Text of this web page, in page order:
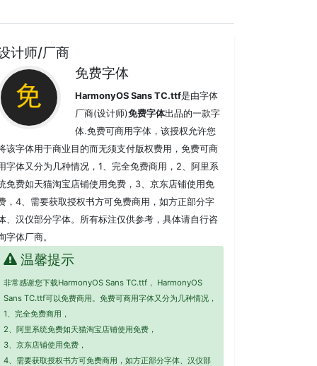
计师/厂商
免费字体
HarmonyOS Sans TC.ttf是由字体
厂商(设计师)免费字体出品的一款字
体.免费可商用字体，该授权允许您
该字体用于商业目的而无须支付版权费用，免费可商
字体又分为几种情况，1、完全免费商用，2、阿里系
免费如天猫淘宝店铺使用免费，3、京东店铺使用免
，4、需要获取授权书方可免费商用，如方正部分字
、汉仪部分字体。所有标注仅供参考，具体请自行咨
字体厂商。
温馨提示
非常感谢您下载HarmonyOS Sans TC.ttf， HarmonyOS
Sans TC.ttf可以免费商用。免费可商用字体又分为几种情况，
1、完全免费商用，
2、阿里系统免费如天猫淘宝店铺使用免费，
3、京东店铺使用免费，
4、需要获取授权书方可免费商用，如方正部分字体、汉仪部